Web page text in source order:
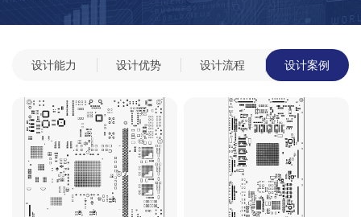
设计能力 设计优势 设计流程 设计案例